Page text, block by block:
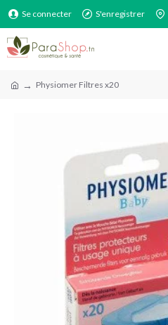
Se connecter S'enregistrer
Physiomer Filtres x20